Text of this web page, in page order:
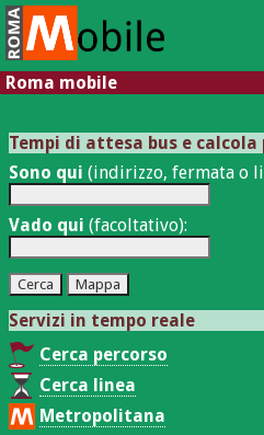
Roma mobile
Tempi di attesa bus e calcola
Sono qui (indirizzo, fermata o
Vado qui (facoltativo):
Servizi in tempo reale
Cerca percorso
Cerca linea
Metropolitana